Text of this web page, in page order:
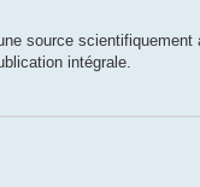
source
intégrale.